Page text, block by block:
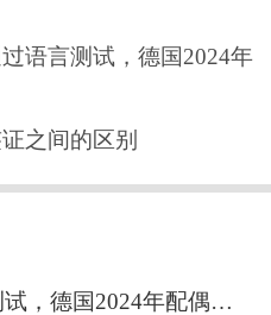
语言测试，德国2024年
之间的区别
大量申请人未通过语言测试，德国2024年配偶签证发放数量减少